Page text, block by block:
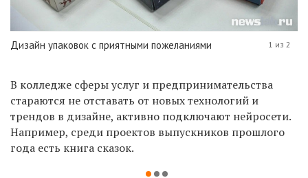
Дизайн упаковок с приятными пожеланиями 1 из 2
В колледже сферы услуг и предпринимательства
стараются не отставать от новых технологий и
трендов в дизайне, активно подключают нейросети.
Например, среди проектов выпускников прошлого
года есть книга сказок.